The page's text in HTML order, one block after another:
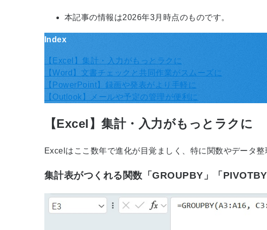
本記事の情報は2026年3月時点のものです。
Index
【Excel】集計・入力がもっとラクに
【Word】文書チェックと共同作業がスムーズに
【PowerPoint】録画や発表がより手軽に
【Outlook】メールや予定の管理が便利に
【Excel】集計・入力がもっとラクに
Excelはここ数年で進化が目覚ましく、特に関数やデータ整
集計表がつくれる関数「GROUPBY」「PIVOTBY